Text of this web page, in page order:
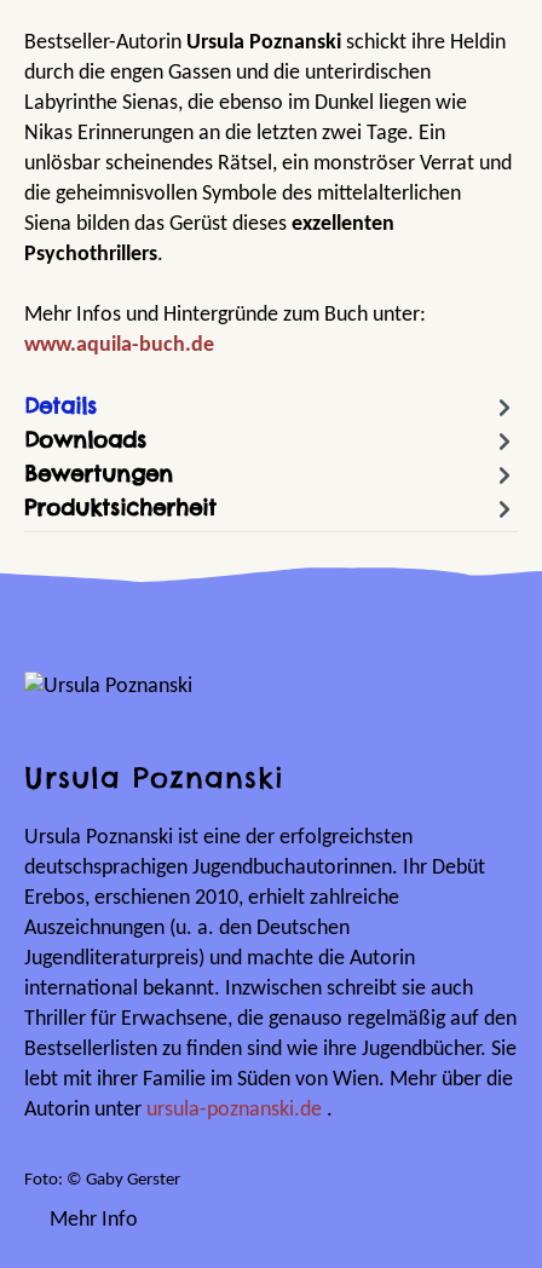
Bestseller-Autorin Ursula Poznanski schickt ihre Heldin
durch die engen Gassen und die unterirdischen
Labyrinthe Sienas, die ebenso im Dunkel liegen wie
Nikas Erinnerungen an die letzten zwei Tage. Ein
unlösbar scheinendes Rätsel, ein monströser Verrat und
die geheimnisvollen Symbole des mittelalterlichen
Siena bilden das Gerüst dieses exzellenten
Psychothrillers.
Mehr Infos und Hintergründe zum Buch unter:
www.aquila-buch.de
Details
Downloads
Bewertungen
Produktsicherheit
Ursula Poznanski
Ursula Poznanski ist eine der erfolgreichsten
deutschsprachigen Jugendbuchautorinnen. Ihr Debüt
Erebos, erschienen 2010, erhielt zahlreiche
Auszeichnungen (u. a. den Deutschen
Jugendliteraturpreis) und machte die Autorin
international bekannt. Inzwischen schreibt sie auch
Thriller für Erwachsene, die genauso regelmäßig auf den
Bestsellerlisten zu finden sind wie ihre Jugendbücher. Sie
lebt mit ihrer Familie im Süden von Wien. Mehr über die
Autorin unter ursula-poznanski.de .
Foto: © Gaby Gerster
Mehr Info